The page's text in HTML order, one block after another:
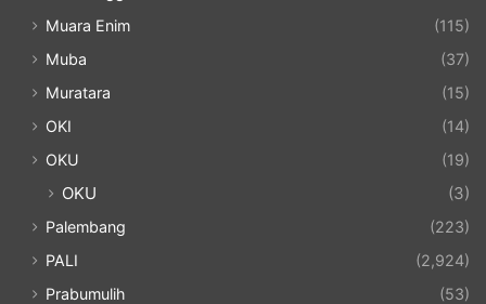
Muara Enim
(115)
Muba
(37)
Muratara
(15)
OKI
(14)
OKU
(19)
OKU (3)
Palembang
(223)
PALI
(2,924)
Prabumulih
(53)